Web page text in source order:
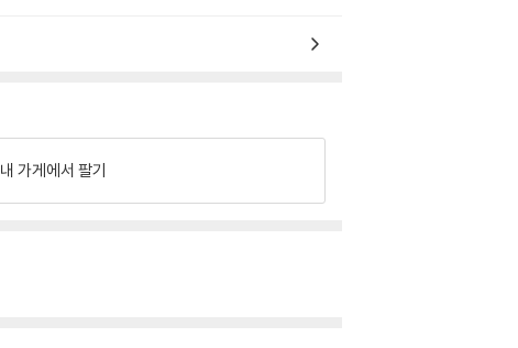
내 가게에서 팔기